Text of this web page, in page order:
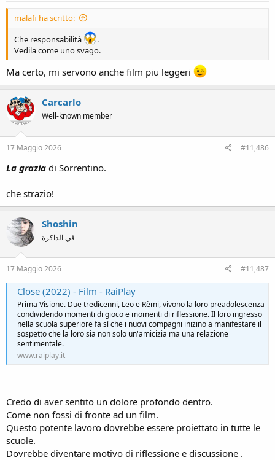
malafi ha scritto:
Che responsabilità
.
Vedila come uno svago.
Ma certo, mi servono anche film piu leggeri
Carcarlo
Well-known member
17 Maggio 2026 #11,486
La grazia di Sorrentino.
che strazio!
Shoshin
في الذاكرة
17 Maggio 2026 #11,487
Close (2022) - Film - RaiPlay
Prima Visione. Due tredicenni, Leo e Rèmi, vivono la loro preadolescenza
condividendo momenti di gioco e momenti di riflessione. Il loro ingresso
nella scuola superiore fa sì che i nuovi compagni inizino a manifestare il
sospetto che la loro sia non solo un'amicizia ma una relazione
sentimentale.
www.raiplay.it
Credo di aver sentito un dolore profondo dentro.
Come non fossi di fronte ad un film.
Questo potente lavoro dovrebbe essere proiettato in tutte le
scuole.
Dovrebbe diventare motivo di riflessione e discussione .